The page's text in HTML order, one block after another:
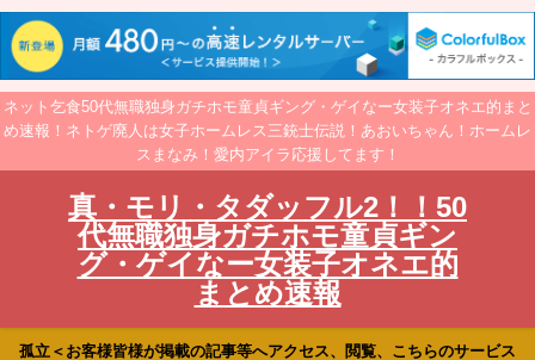
ネット乞食50代無職独身ガチホモ童貞ギング・ゲイなー女装子オネエ的まと
め速報！ネトゲ廃人は女子ホームレス三銃士伝説！あおいちゃん！ホームレ
スまなみ！愛内アイラ応援してます！
真・モリ・タダッフル2！！50
代無職独身ガチホモ童貞ギン
グ・ゲイなー女装子オネエ的
まとめ速報
孤立＜お客様皆様が掲載の記事等へアクセス、閲覧、こちらのサービス